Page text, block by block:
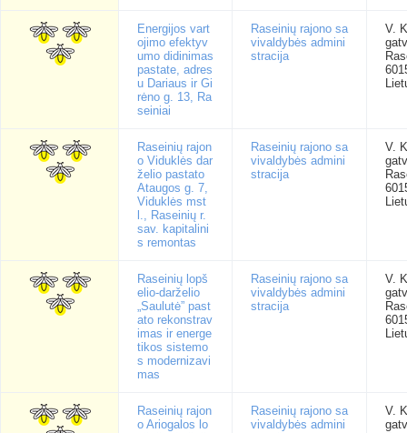
Energijos vart
ojimo efektyv
umo didinimas
pastate, adres
u Dariaus ir Gi
rėno g. 13, Ra
seiniai
Raseinių rajono sa
vivaldybės admini
stracija
V.
Raseinių rajon
o Viduklės dar
želio pastato
Ataugos g. 7,
Viduklės mst
l., Raseinių r.
sav. kapitalini
s remontas
Raseinių rajono sa
vivaldybės admini
stracija
V.
Raseinių lopš
elio-darželio
„Saulutė” past
ato rekonstrav
imas ir energe
tikos sistemo
s modernizavi
mas
Raseinių rajono sa
vivaldybės admini
stracija
V.
Raseinių rajon
o Ariogalos lo
Raseinių rajono sa
vivaldybės admini
V.